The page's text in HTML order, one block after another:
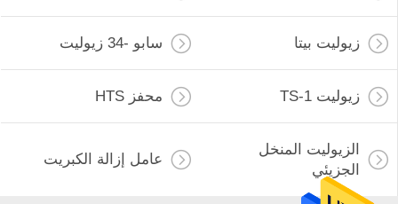
زيوليت بيتا سابو -34 زيوليت
زيوليت TS-1 محفز HTS
الزيوليت المنخل
الجزيئي
عامل إزالة الكبريت